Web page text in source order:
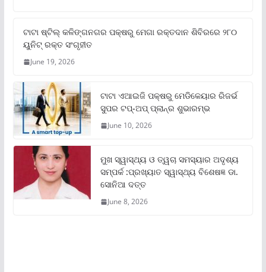
ଟାଟା ଷ୍ଟିଲ୍‌ କଳିଙ୍ଗନଗର ପକ୍ଷରୁ ମେଗା ରକ୍ତଦାନ ଶିବିରରେ ୨୮୦
ୟୁନିଟ୍‌ ରକ୍ତ ସଂଗୃହୀତ
June 19, 2026
ଟାଟା ଏଆଇଜି ପକ୍ଷରୁ ମେଡିକେୟାର ରିଜର୍ଭ
ସୁପର ଟପ୍‌-ଅପ୍ ପ୍ଲାନ୍‌ର ଶୁଭାରମ୍ଭ
June 10, 2026
ମୁଖ ସ୍ୱାସ୍ଥ୍ୟ ଓ ତ୍ୱଚା ସମସ୍ୟାର ଅଦୃଶ୍ୟ
ସମ୍ପର୍କ :ପ୍ରଖ୍ୟାତ ସ୍ୱାସ୍ଥ୍ୟ ବିଶେଷଜ୍ଞ ଡା.
ସୋନିଆ ଦତ୍ତ
June 8, 2026